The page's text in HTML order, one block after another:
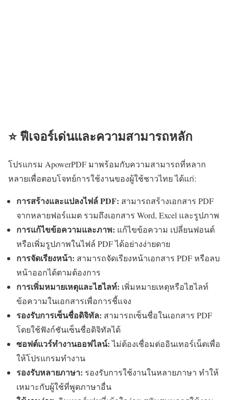
⭐ ฟีเจอร์เด่นและความสามารถหลัก
โปรแกรม ApowerPDF มาพร้อมกับความสามารถที่หลาก
หลายเพื่อตอบโจทย์การใช้งานของผู้ใช้ชาวไทย ได้แก่:
การสร้างและแปลงไฟล์ PDF: สามารถสร้างเอกสาร PDF
จากหลายฟอร์แมต รวมถึงเอกสาร Word, Excel และรูปภาพ
การแก้ไขข้อความและภาพ: แก้ไขข้อความ เปลี่ยนฟอนต์
หรือเพิ่มรูปภาพในไฟล์ PDF ได้อย่างง่ายดาย
การจัดเรียงหน้า: สามารถจัดเรียงหน้าเอกสาร PDF หรือลบ
หน้าออกได้ตามต้องการ
การเพิ่มหมายเหตุและไฮไลท์: เพิ่มหมายเหตุหรือไฮไลท์
ข้อความในเอกสารเพื่อการชี้แจง
รองรับการเซ็นชื่อดิจิทัล: สามารถเซ็นชื่อในเอกสาร PDF
โดยใช้ฟังก์ชันเซ็นชื่อดิจิทัลได้
ซอฟต์แวร์ทำงานออฟไลน์:ไม่ต้องเชื่อมต่ออินเทอร์เน็ตเพื่อ
ให้โปรแกรมทำงาน
รองรับหลายภาษา: รองรับการใช้งานในหลายภาษา ทำให้
เหมาะกับผู้ใช้ที่พูดภาษาอื่น